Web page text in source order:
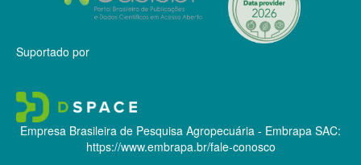
Suportado por
Empresa Brasileira de Pesquisa Agropecuária - Embrapa SAC:
https://www.embrapa.br/fale-conosco